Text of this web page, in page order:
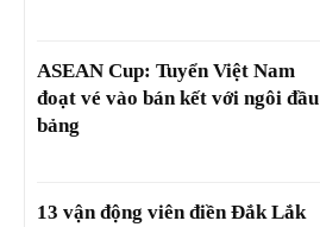
ASEAN Cup: Tuyển Việt Nam
đoạt vé vào bán kết với ngôi đầu
bảng
13 vận động viên điền Đắk Lắk